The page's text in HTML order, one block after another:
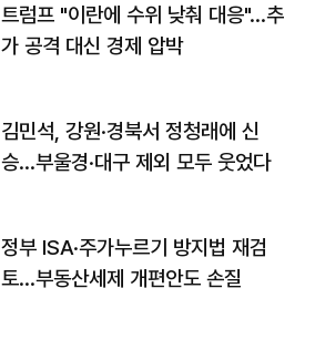
트럼프 "이란에 수위 낮춰 대응"…추
가 공격 대신 경제 압박
김민석, 강원·경북서 정청래에 신
승…부울경·대구 제외 모두 웃었다
정부 ISA·주가누르기 방지법 재검
토…부동산세제 개편안도 손질